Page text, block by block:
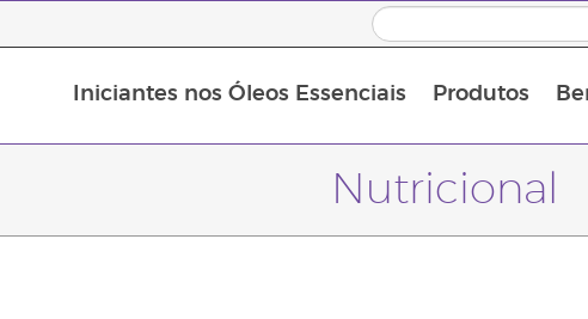
Iniciantes nos Óleos Essenciais Produtos
Nutricional